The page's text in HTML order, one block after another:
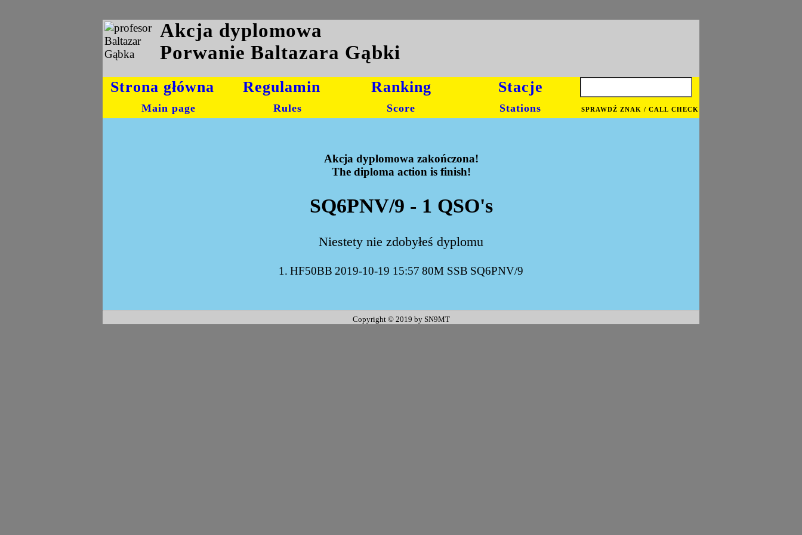
Akcja dyplomowa
Porwanie Baltazara Gąbki
Strona główna
Main page
Regulamin
Rules
Ranking
Score
Stacje
Stations SPRAWDŹ ZNAK / CALL CHECK
Akcja dyplomowa zakończona!
The diploma action is finish!
SQ6PNV/9 - 1 QSO's
Niestety nie zdobyłeś dyplomu
1. HF50BB 2019-10-19 15:57 80M SSB SQ6PNV/9
Copyright © 2019 by SN9MT